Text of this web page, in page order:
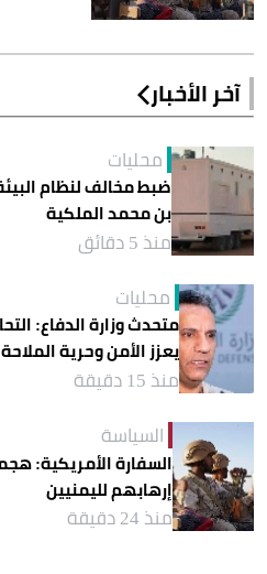
آخر الأخبار
محليات
ضبط مخالف لنظام
بن محمد الملكية
منذ 5 دقائق
محليات
متحدث وزارة الدفاع:
يعزز الأمن وحرية الملاحة
منذ 15 دقيقة
السياسة
السفارة الأمريكية:
إرهابهم لليمنيين
منذ 24 دقيقة